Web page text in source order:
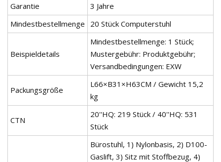
Garantie
3 Jahre
Mindestbestellmenge
20 Stück Computerstuhl
Beispieldetails
Mindestbestellmenge: 1 Stück;
Mustergebühr: Produktgebühr;
Versandbedingungen: EXW
Packungsgröße
L66×B31×H63CM / Gewicht 15,2
kg
CTN
20''HQ: 219 Stück / 40''HQ: 531
Stück
Bürostuhl, 1) Nylonbasis, 2) D100-
Gaslift, 3) Sitz mit Stoffbezug, 4)